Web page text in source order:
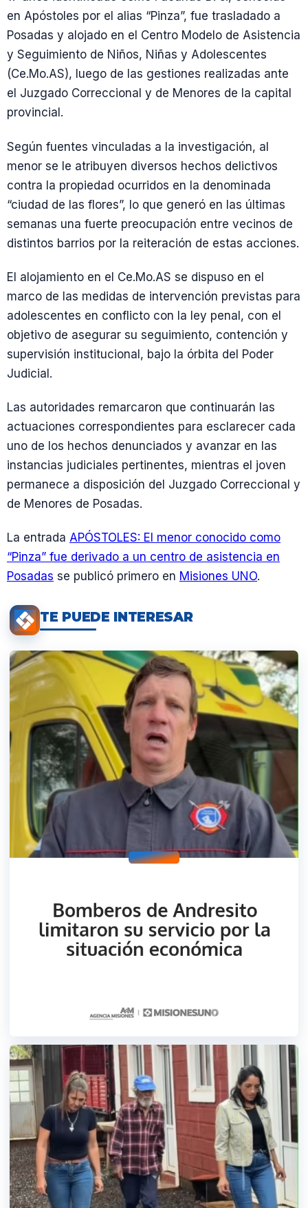
en Apóstoles por el alias “Pinza”, fue trasladado a
Posadas y alojado en el Centro Modelo de Asistencia
y Seguimiento de Niños, Niñas y Adolescentes
(Ce.Mo.AS), luego de las gestiones realizadas ante
el Juzgado Correccional y de Menores de la capital
provincial.
Según fuentes vinculadas a la investigación, al
menor se le atribuyen diversos hechos delictivos
contra la propiedad ocurridos en la denominada
“ciudad de las flores”, lo que generó en las últimas
semanas una fuerte preocupación entre vecinos de
distintos barrios por la reiteración de estas acciones.
El alojamiento en el Ce.Mo.AS se dispuso en el
marco de las medidas de intervención previstas para
adolescentes en conflicto con la ley penal, con el
objetivo de asegurar su seguimiento, contención y
supervisión institucional, bajo la órbita del Poder
Judicial.
Las autoridades remarcaron que continuarán las
actuaciones correspondientes para esclarecer cada
uno de los hechos denunciados y avanzar en las
instancias judiciales pertinentes, mientras el joven
permanece a disposición del Juzgado Correccional y
de Menores de Posadas.
La entrada APÓSTOLES: El menor conocido como
“Pinza” fue derivado a un centro de asistencia en
Posadas se publicó primero en Misiones UNO.
TE PUEDE INTERESAR